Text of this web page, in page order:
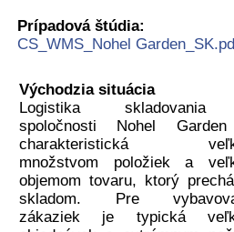
Prípadová štúdia:
CS_WMS_Nohel
Východzia situácia
Logistika
spoločnosti Nohel
charakteristická
množstvom položiek a
objemom tovaru, ktorý
skladom. Pre
zákaziek je typická